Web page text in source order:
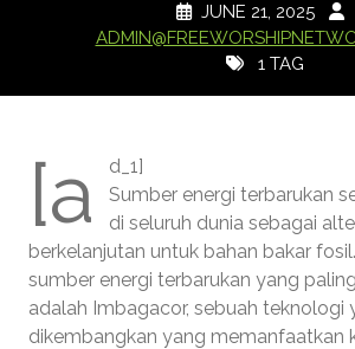
JUNE 21, 2025
1 TAG
[a
d_1]
Sumber energi terbarukan
di seluruh dunia sebagai
berkelanjutan untuk bahan bakar
sumber energi terbarukan yang
adalah Imbagacor, sebuah teknologi
dikembangkan yang memanfaatkan